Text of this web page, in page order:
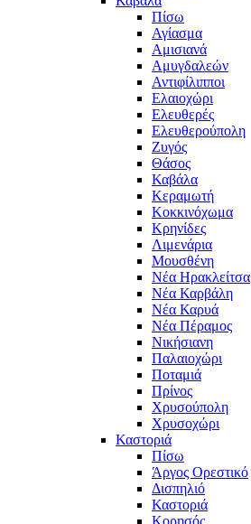
Πίσω
Αγίασμα
Αμισιανά
Αμυγδαλεών
Αντιφίλιπποι
Ελαιοχώρι
Ελευθερές
Ελευθερούπολη
Ζυγός
Θάσος
Καβάλα
Κεραμωτή
Κοκκινόχωμα
Κρηνίδες
Λιμενάρια
Μουσθένη
Νέα Ηρακλείτσα
Νέα Καρβάλη
Νέα Καρυά
Νέα Πέραμος
Νικήσιανη
Παλαιοχώρι
Ποταμιά
Πρίνος
Χρυσούπολη
Χρυσοχώρι
Καστοριά
Πίσω
Άργος Ορεστικό
Δισπηλιό
Καστοριά
Κορησός